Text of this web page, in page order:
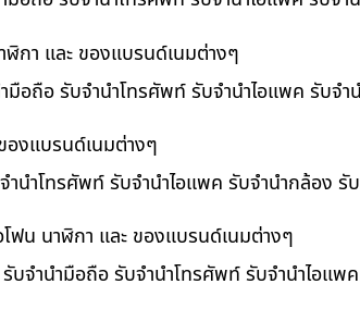
กา และ ของแบรนด์เนมต่างๆ
อถือ รับจำนำโทรศัพท์ รับจำนำไอแพค รับจำ
องแบรนด์เนมต่างๆ
นำโทรศัพท์ รับจำนำไอแพค รับจำนำกล้อง รั
ฟน นาฬิกา และ ของแบรนด์เนมต่างๆ
บจำนำมือถือ รับจำนำโทรศัพท์ รับจำนำไอแพ